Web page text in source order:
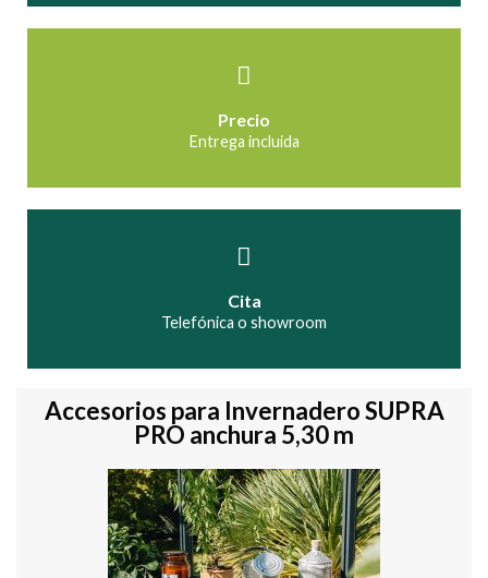
Precio
Entrega incluida
Cita
Telefónica o showroom
Accesorios para Invernadero SUPRA
PRO anchura 5,30 m